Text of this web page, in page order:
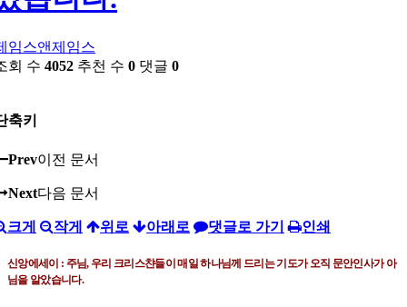
임스앤제임스
회 수 4052 추천 수 0 댓글 0
축키
Prev이전 문서
Next다음 문서
크게 작게 위로 아래로 댓글로 가기 인쇄
신앙에세이 : 주님, 우리 크리스챤들이 매일 하나님께 드리는 기도가 오직 문안인사가 아
님을 알았습니다.